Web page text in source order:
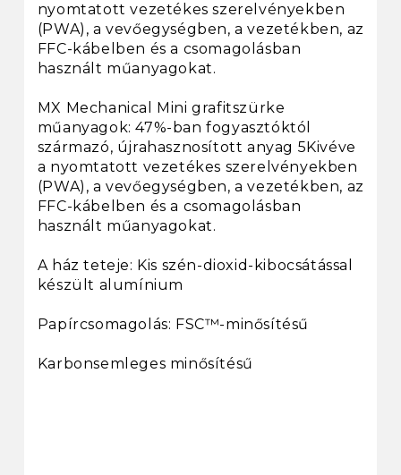
nyomtatott vezetékes szerelvényekben
(PWA), a vevőegységben, a vezetékben, az
FFC-kábelben és a csomagolásban
használt műanyagokat.
MX Mechanical Mini grafitszürke
műanyagok: 47%-ban fogyasztóktól
származó, újrahasznosított anyag 5Kivéve
a nyomtatott vezetékes szerelvényekben
(PWA), a vevőegységben, a vezetékben, az
FFC-kábelben és a csomagolásban
használt műanyagokat.
A ház teteje: Kis szén-dioxid-kibocsátással
készült alumínium
Papírcsomagolás: FSC™-minősítésű
Karbonsemleges minősítésű